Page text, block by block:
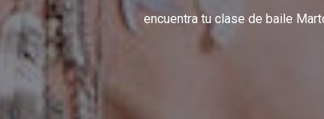
encuentra tu clase de baile